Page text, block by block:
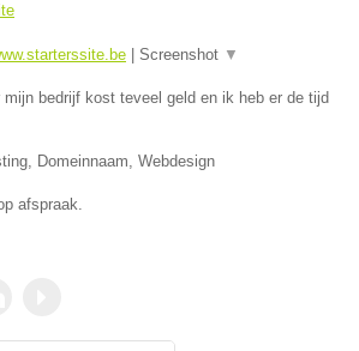
Screenshot ▼
mijn bedrijf kost teveel geld en ik heb er de tijd
Domeinnaam, Webdesign
afspraak.